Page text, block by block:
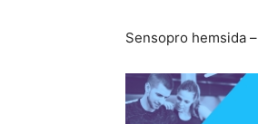
Sensopro hemsida –